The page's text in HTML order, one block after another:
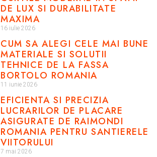
DE LUX SI DURABILITATE
MAXIMA
16 iulie 2026
CUM SA ALEGI CELE MAI BUNE
MATERIALE SI SOLUTII
TEHNICE DE LA FASSA
BORTOLO ROMANIA
11 iunie 2026
EFICIENTA SI PRECIZIA
LUCRARILOR DE PLACARE
ASIGURATE DE RAIMONDI
ROMANIA PENTRU SANTIERELE
VIITORULUI
7 mai 2026